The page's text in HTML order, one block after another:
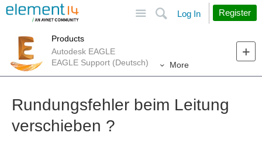
Search
Log In Register
Products
Autodesk EAGLE
EAGLE Support (Deutsch)
More
Rundungsfehler beim Leitung
verschieben ?